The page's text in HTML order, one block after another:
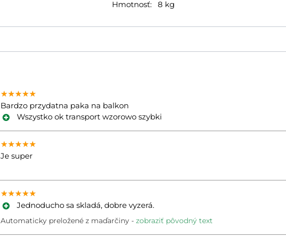
Hmotnosť:
8 kg
★★★★★
★★★★★
★★★★★
Bardzo przydatna paka na balkon
Wszystko ok transport wzorowo szybki
★★★★★
★★★★★
★★★★★
Je super
★★★★★
★★★★★
★★★★★
Jednoducho sa skladá, dobre vyzerá.
Automaticky preložené z maďarčiny zobraziť pôvodný text